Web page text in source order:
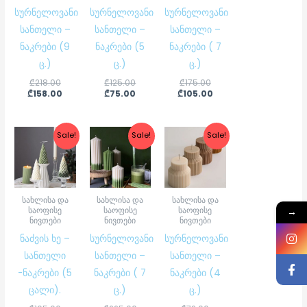
სურნელოვანი
სანთელი –
ნაკრები (9
ც.)
₾218.00
₾158.00
სურნელოვანი
სანთელი –
ნაკრები (5
ც.)
₾125.00
₾75.00
სურნელოვანი
სანთელი –
ნაკრები ( 7
ც.)
₾175.00
₾105.00
Sale!
სახლისა და
საოფისე
ნივთები
ნაძვის ხე –
სანთელი
-ნაკრები (5
ცალი).
Original
price
was:
₾105.00.
Current
price
is:
₾86.00.
Sale!
სახლისა და
საოფისე
ნივთები
სურნელოვანი
სანთელი –
ნაკრები ( 7
ც.)
Original
price
was:
₾225.00.
Current
price
is:
₾155.00.
Sale!
სახლისა და
საოფისე
ნივთები
სურნელოვანი
სანთელი –
ნაკრები (4
ც.)
Original
price
was:
₾72.00.
Current
price
is:
₾60.00.
→